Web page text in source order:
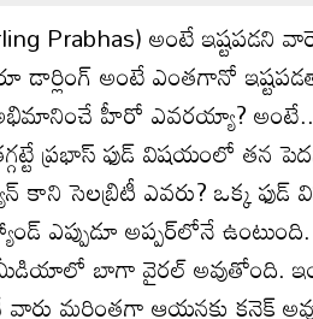
Prabhas) అంటే ఇష్టపడని
డార్లింగ్ అంటే ఎంతగానో
హీరో ఎవరయ్యా? అంటే..
తగ్గట్టే ప్రభాస్ ఫుడ్ విషయంలో
కాని సెలబ్రిటీ ఎవరు? ఒక్క
ఎప్పుడూ అప్పర్‌లోనే
బాగా వైరల్ అవుతోంది.
మరింతగా ఆయనకు కనెక్ట్